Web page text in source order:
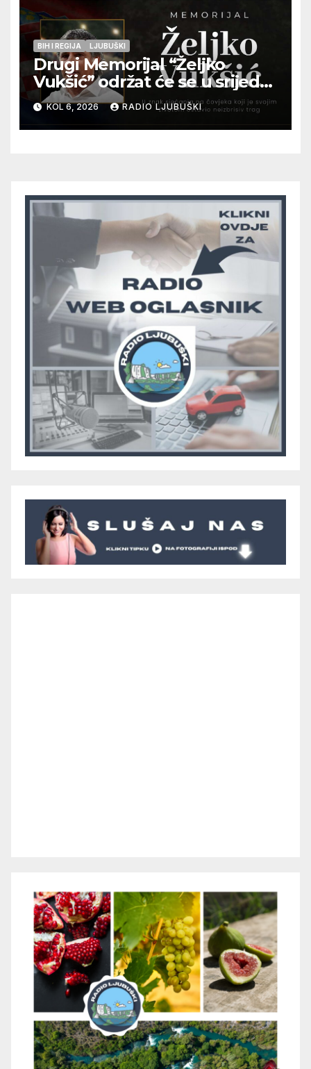
BIH I REGIJA LJUBUŠKI
Drugi Memorijal “Željko
Vukšić” održat će se u srijedu
12. kolovoza u Otoku
KOL 6, 2026 RADIO LJUBUŠKI